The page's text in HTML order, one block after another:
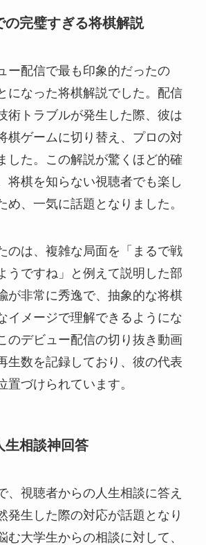
の完璧すぎる将棋解説
ー配信で最も印象的だったの
になった将棋解説でした。配信
術トラブルが発生した際、彼は
棋ゲームに切り替え、プロの対
した。この解説が驚くほど的確
将棋を知らない視聴者でも楽し
め、一気に話題となりました。
のは、複雑な局面を「まるで戦
うですね」と例えて説明した部
が非常に秀逸で、抽象的な将棋
イメージで理解できるようにな
のデビュー配信の切り抜き動画
生数を記録しており、彼の代表
置づけられています。
生相談神回答
、視聴者からの人生相談に答え
発生した際の対応が話題となり
む大学生からの相談に対して、